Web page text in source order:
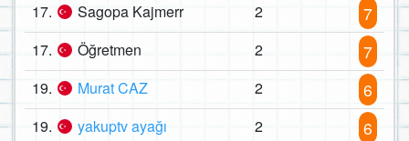
17. Sagopa Kajmerr 2 7
17. Öğretmen 2 7
19. Murat CAZ 2 6
19. yakuptv ayağı 2 6